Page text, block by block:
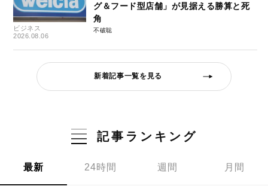
ビジネス
2026.08.06
グ＆フード型店舗」が見据える勝算と死
角
不破聡
新着記事一覧を見る
記事ランキング
最新 24時間 週間 月間